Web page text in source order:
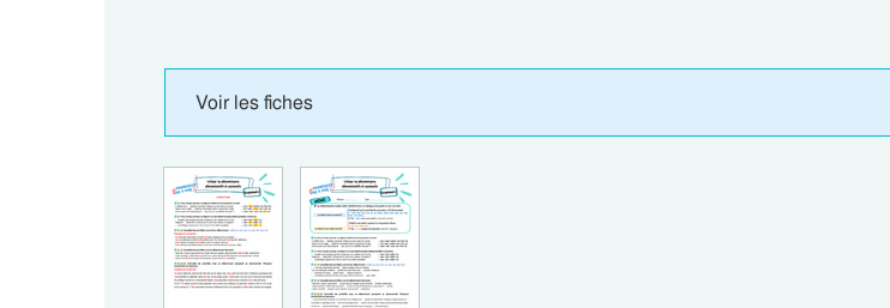
Voir les fiches